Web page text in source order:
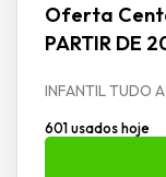
Oferta
PARTIR DE
INFANTIL TUDO
601 usados hoje